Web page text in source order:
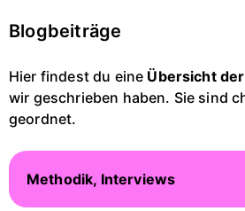
Blogbeiträge
Hier findest du eine Übersicht
wir geschrieben haben. Sie sind
geordnet.
Methodik, Interviews